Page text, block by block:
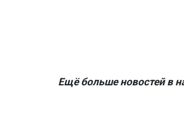
Ещё больше новостей в